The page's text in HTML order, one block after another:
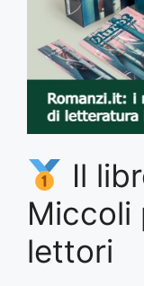
Il
Miccoli
lettori